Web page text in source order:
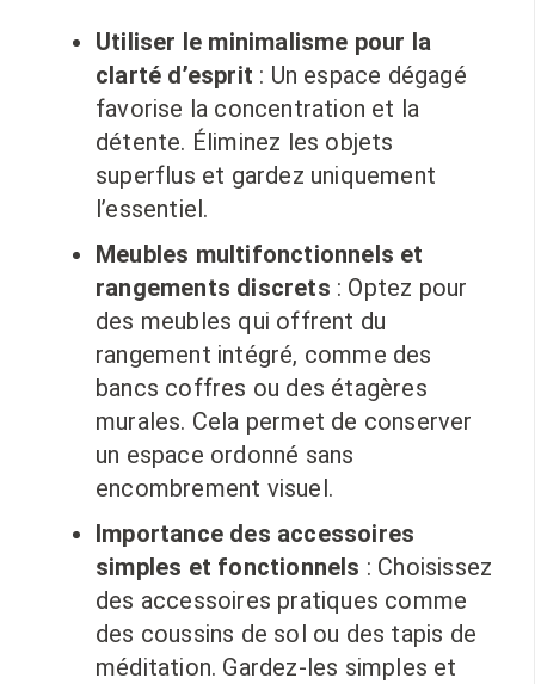
Utiliser le minimalisme pour la
clarté d’esprit : Un espace dégagé
favorise la concentration et la
détente. Éliminez les objets
superflus et gardez uniquement
l’essentiel.
Meubles multifonctionnels et
rangements discrets : Optez pour
des meubles qui offrent du
rangement intégré, comme des
bancs coffres ou des étagères
murales. Cela permet de conserver
un espace ordonné sans
encombrement visuel.
Importance des accessoires
simples et fonctionnels : Choisissez
des accessoires pratiques comme
des coussins de sol ou des tapis de
méditation. Gardez-les simples et